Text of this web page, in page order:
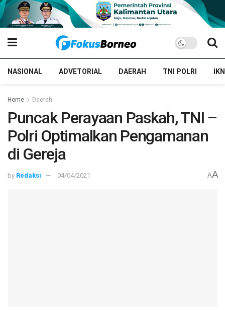
NASIONAL ADVETORIAL DAERAH TNI POLRI IKN
Home Daerah
Puncak Perayaan Paskah, TNI –
Polri Optimalkan Pengamanan
di Gereja
by Redaksi 04/04/2021 AA